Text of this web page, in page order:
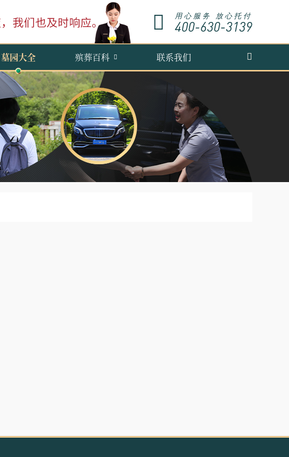
用心服务 放心托付
400-630-3139
墓园大全 殡葬百科 联系我们